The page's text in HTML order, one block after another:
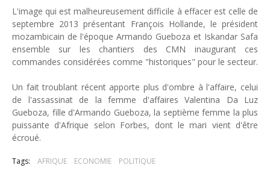
L'image qui est malheureusement difficile à effacer est celle de
septembre 2013 présentant François Hollande, le président
mozambicain de l'époque Armando Gueboza et Iskandar Safa
ensemble sur les chantiers des CMN inaugurant ces
commandes considérées comme "historiques" pour le secteur.
Un fait troublant récent apporte plus d'ombre àl'affaire, celui
de l'assassinat de la femme d'affaires Valentina Da Luz
Gueboza, fille d'Armando Gueboza, la septième femme la plus
puissante d'Afrique selon Forbes, dont le mari vient d'être
écroué.
Tags: AFRIQUE ECONOMIE POLITIQUE